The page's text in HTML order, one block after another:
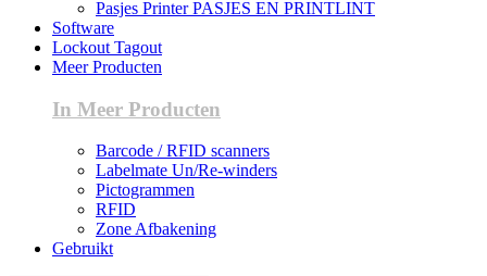
Pasjes Printer PASJES EN PRINTLINT
Software
Lockout Tagout
Meer Producten
In Meer Producten
Barcode / RFID scanners
Labelmate Un/Re-winders
Pictogrammen
RFID
Zone Afbakening
Gebruikt